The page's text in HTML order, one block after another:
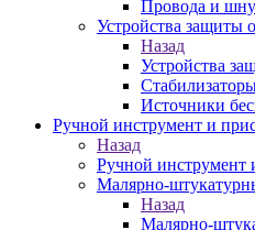
Провода и
Устройства защиты
Назад
Устройства
Источники
Ручной инструмент и
Назад
Ручной инструмент
Малярно-
Назад
Малярно-